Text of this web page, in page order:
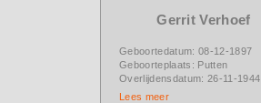
Gerrit Verhoef
Geboortedatum: 08-12-1897
Geboorteplaats: Putten
Overlijdensdatum: 26-11-1944
Lees meer